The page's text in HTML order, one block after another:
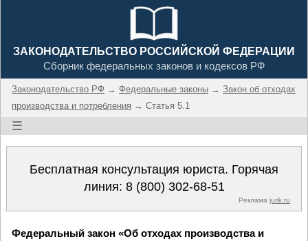
ЗАКОНОДАТЕЛЬСТВО РОССИЙСКОЙ ФЕДЕРАЦИИ
Сборник федеральных законов и кодексов РФ
Законодательство РФ → Федеральные законы → Закон об отходах
производства и потребления → Статья 5.1
☰
Бесплатная консультация юриста. Горячая
линия: 8 (800) 302-68-51
Реклама jurik.ru
Федеральный закон «Об отходах производства и